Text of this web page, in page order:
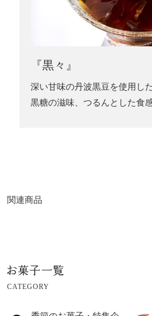
『黒々』
深い甘味の丹波黒豆を使用し
黒糖の滋味、つるんとした食感
関連商品
CATEGORY